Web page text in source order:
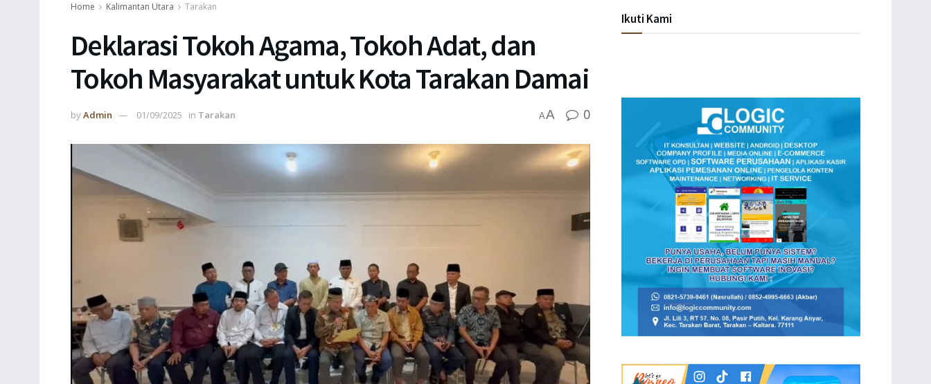
Home Kalimantan Utara Tarakan
Deklarasi Tokoh Agama, Tokoh Adat, dan
Tokoh Masyarakat untuk Kota Tarakan Damai
byAdmin 01/09/2025 in Tarakan AA 0
Ikuti Kami